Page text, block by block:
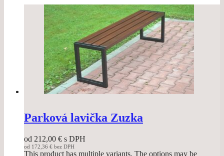
Parková lavička Zuzka
od 212,00 € s DPH
od 172,36 € bez DPH
This product has multiple variants. The options may be